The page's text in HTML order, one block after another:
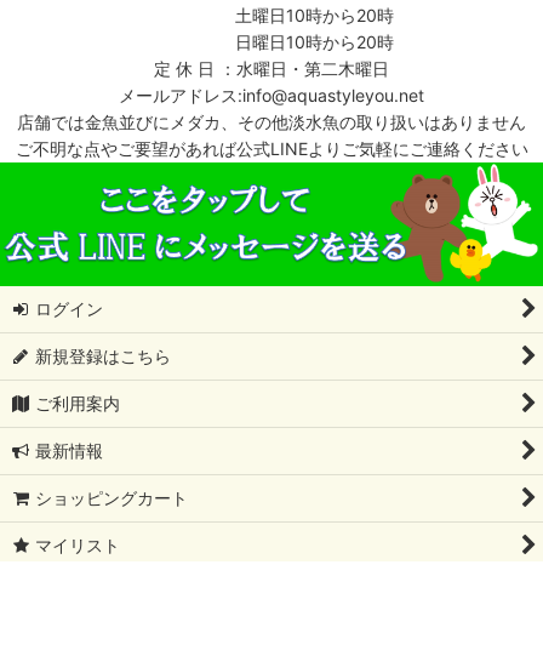
土曜日10時から20時
日曜日10時から20時
定 休 日 ：水曜日・第二木曜日
メールアドレス:info@aquastyleyou.net
店舗では金魚並びにメダカ、その他淡水魚の取り扱いはありません
ご不明な点やご要望があれば公式LINEよりご気軽にご連絡ください
ログイン
新規登録はこちら
ご利用案内
最新情報
ショッピングカート
マイリスト